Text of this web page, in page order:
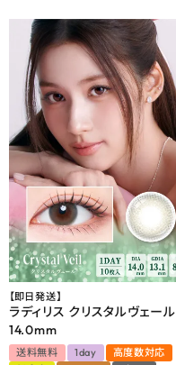
【即日発送】
ラディリス クリスタルヴェール
14.0mm
送料無料 1day
高度数対応